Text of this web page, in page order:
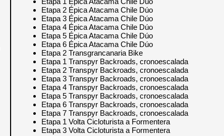
Etapa 2 Épica Atacama Chile Dúo
Etapa 3 Épica Atacama Chile Dúo
Etapa 4 Épica Atacama Chile Dúo
Etapa 5 Épica Atacama Chile Dúo
Etapa 6 Épica Atacama Chile Dúo
Etapa 2 Transgrancanaria Bike
Etapa 1 Transpyr Backroads, cronoescalada
Etapa 2 Transpyr Backroads, cronoescalada
Etapa 3 Transpyr Backroads, cronoescalada
Etapa 4 Transpyr Backroads, cronoescalada
Etapa 5 Transpyr Backroads, cronoescalada
Etapa 6 Transpyr Backroads, cronoescalada
Etapa 7 Transpyr Backroads, cronoescalada
Etapa 1 Volta Cicloturista a Formentera
Etapa 3 Volta Cicloturista a Formentera